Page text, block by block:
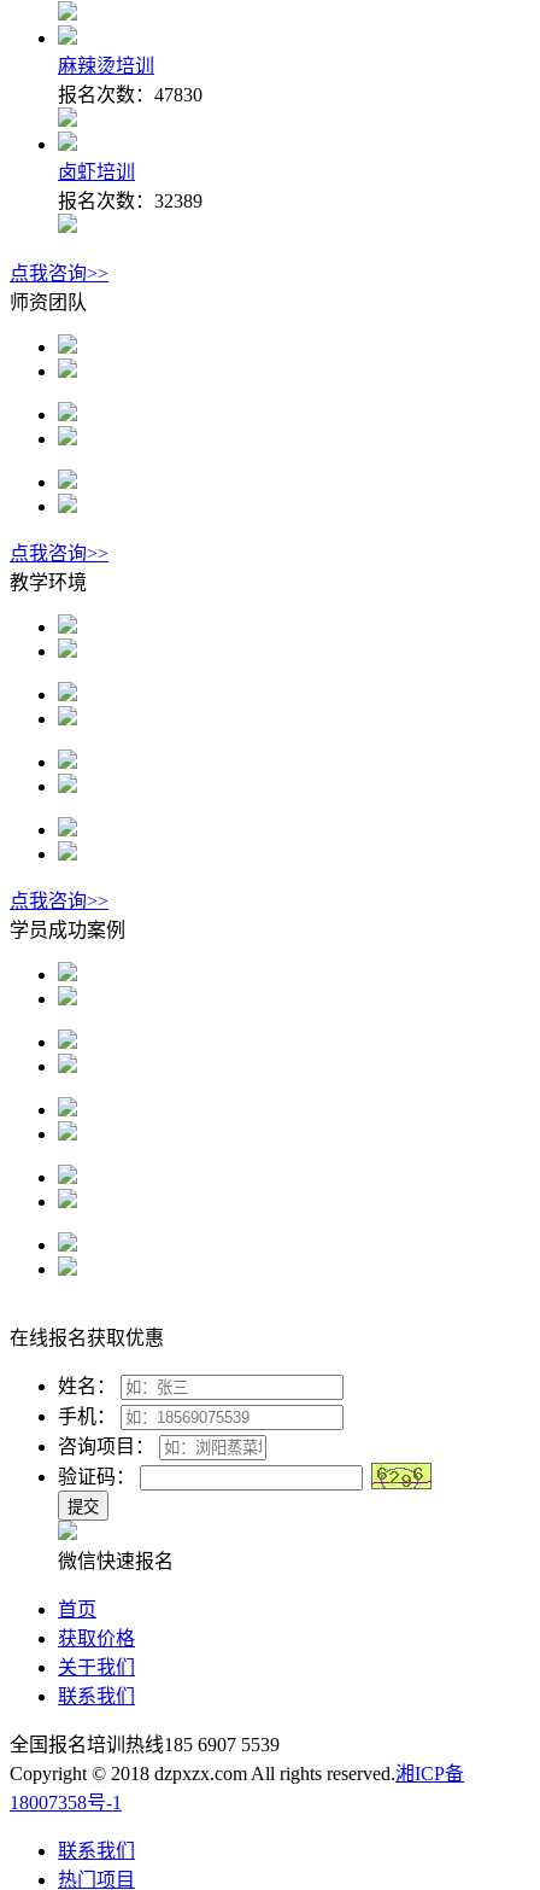
麻辣烫培训
报名次数： 47830
卤虾培训
报名次数： 32389
点我咨询>>
师资团队
点我咨询>>
教学环境
点我咨询>>
学员成功案例
在线报名获取优惠
姓名：
手机：
咨询项目：
验证码：
微信快速报名
首页
获取价格
关于我们
联系我们
全国报名培训热线185 6907 5539
Copyright © 2018 dzpxzx.com All rights reserved.湘ICP备
18007358号-1
联系我们
热门项目